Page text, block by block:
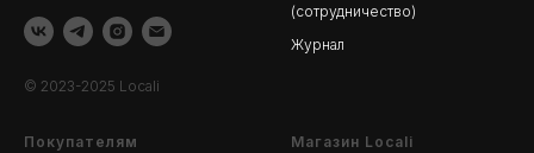
© 2023-2025 Locali
(сотрудничество)
Журнал
Покупателям Магазин Locali